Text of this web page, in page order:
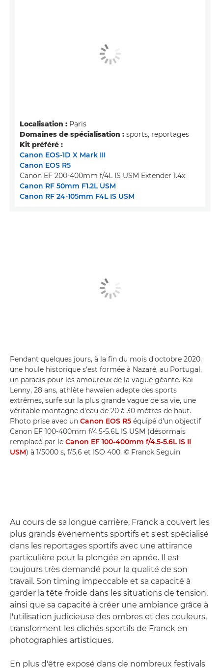
Localisation : Paris
Domaines de spécialisation : sports, reportages
Kit préféré :
Canon EOS-1D X Mark III
Canon EOS R5
Canon EF 200-400mm f/4L IS USM Extender 1.4x
Canon RF 50mm F1.2L USM
Canon RF 24-105mm F4L IS USM
Pendant quelques jours, à la fin du mois d'octobre 2020,
une houle historique s'est formée à Nazaré, au Portugal,
un paradis pour les amoureux de la vague géante. Kai
Lenny, 28 ans, athlète hawaïen adepte des sports
extrêmes, surfe sur la plus grande vague de sa vie, une
véritable montagne d'eau de 20 à 30 mètres de haut.
Photo prise avec un Canon EOS R5 équipé d'un objectif
Canon EF 100-400mm f/4.5-5.6L IS USM (désormais
remplacé par le Canon EF 100-400mm f/4.5-5.6L IS II
USM) à 1/5000 s, f/5,6 et ISO 400. © Franck Seguin
Au cours de sa longue carrière, Franck a couvert les
plus grands événements sportifs et s'est spécialisé
dans les reportages sportifs avec une attirance
particulière pour la plongée en apnée. Il est
toujours très demandé pour la qualité de son
travail. Son timing impeccable et sa capacité à
garder la tête froide dans les situations de tension,
ainsi que sa capacité à créer une ambiance grâce à
l'utilisation judicieuse des ombres et des couleurs,
transforment les clichés sportifs de Franck en
photographies artistiques.
En plus d'être exposé dans de nombreux festivals